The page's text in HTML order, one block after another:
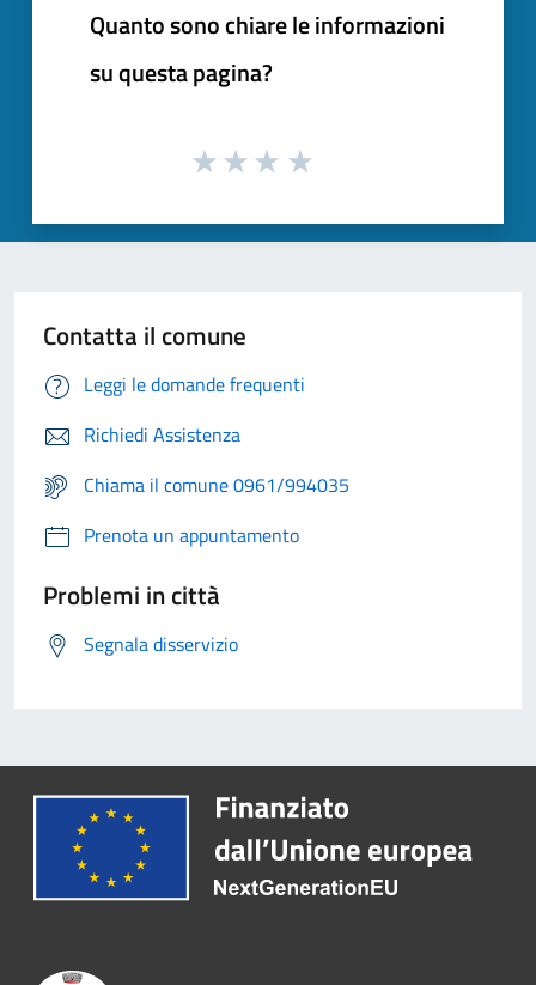
Quanto sono chiare le informazioni
su questa pagina?
Contatta il comune
Leggi le domande frequenti
Richiedi Assistenza
Chiama il comune 0961/994035
Prenota un appuntamento
Problemi in città
Segnala disservizio